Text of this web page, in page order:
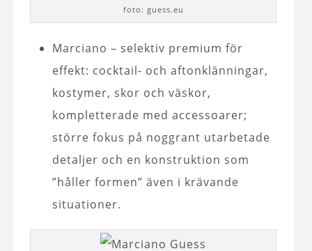
foto: guess.eu
Marciano – selektiv premium för
effekt: cocktail- och aftonklänningar,
kostymer, skor och väskor,
kompletterade med accessoarer;
större fokus på noggrant utarbetade
detaljer och en konstruktion som
”håller formen” även i krävande
situationer.